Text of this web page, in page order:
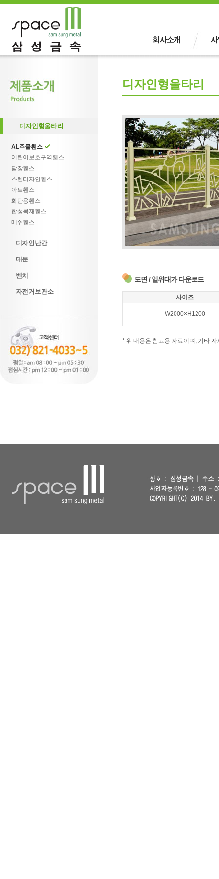
디자인형울타리
AL주물휀스
어린이보호구역휀스
담장휀스
스텐디자인휀스
아트휀스
화단용휀스
합성목재휀스
메쉬휀스
디자인난간
대문
벤치
자전거보관소
디자인형울타리
도면 / 일위대가 다운로드
사이즈
W2000×H1200
* 위 내용은 참고용 자료이며, 기타